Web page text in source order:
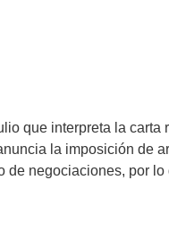
que interpreta la
la imposición de
de negociaciones, por